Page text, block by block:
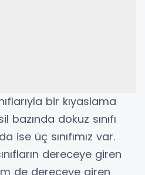
bir kıyaslama
bazında dokuz sınıfı
ise üç sınıfımız var.
dereceye giren
de dereceye giren